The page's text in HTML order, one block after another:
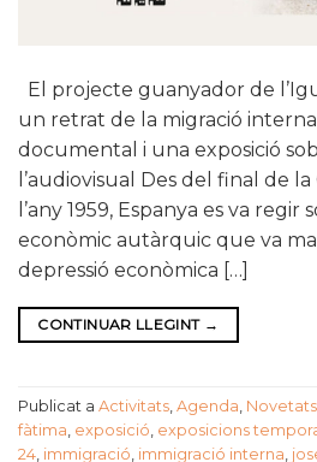
El projecte guanyador de
un retrat de la migració interna
documental i una exposició
l’audiovisual Des del final de
l’any 1959, Espanya es va regir
econòmic autàrquic que va
depressió econòmica […]
CONTINUAR LLEGINT →
Publicat a Activitats, Agenda, Novetats
fàtima, exposició, exposicions
24, immigració, immigració interna,